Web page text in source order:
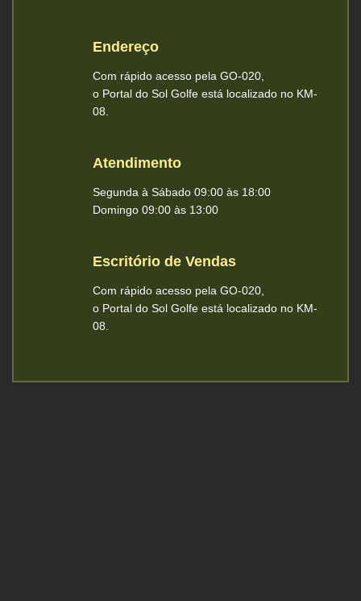
Endereço
Com rápido acesso pela GO-020,
o Portal do Sol Golfe está localizado no KM-
08.
Atendimento
Segunda à Sábado 09:00 às 18:00
Domingo 09:00 às 13:00
Escritório de Vendas
Com rápido acesso pela GO-020,
o Portal do Sol Golfe está localizado no KM-
08.